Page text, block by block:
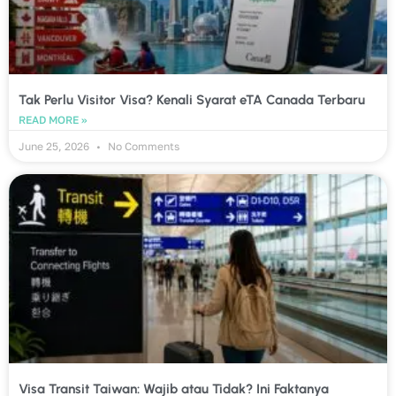
Tak Perlu Visitor Visa? Kenali Syarat eTA Canada Terbaru
READ MORE »
June 25, 2026
No Comments
Visa Transit Taiwan: Wajib atau Tidak? Ini Faktanya